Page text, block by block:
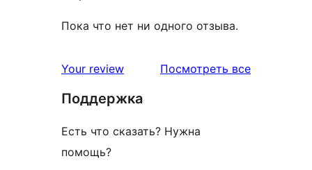
Пока что нет ни одного отзыва.
Your review Посмотреть всеотзывы
Поддержка
Есть что сказать? Нужна
помощь?